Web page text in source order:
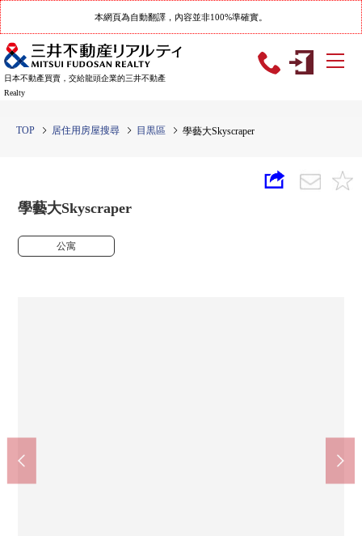
本網頁為自動翻譯，內容並非100%準確實。
日本不動產買賣，交給龍頭企業的三井不動產
Realty
TOP 居住用房屋搜尋 目黒區 學藝大Skyscraper
學藝大Skyscraper
公寓